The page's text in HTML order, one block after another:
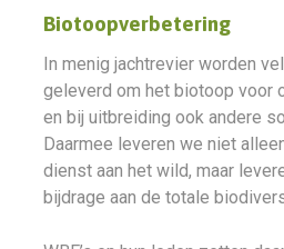
Biotoopverbetering
In menig jachtrevier worden
geleverd om het biotoop voor
en bij uitbreiding ook andere
Daarmee leveren we niet
dienst aan het wild, maar
bijdrage aan de totale